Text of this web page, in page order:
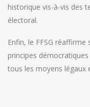
historique vis-à-vis des
électoral.
Enfin, le FFSG
principes
tous les moyens légaux